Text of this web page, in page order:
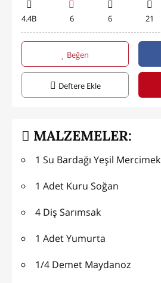
4.4B 6 6 21
Beğen
Deftere Ekle
MALZEMELER:
1 Su Bardağı Yeşil Mercimek
1 Adet Kuru Soğan
4 Diş Sarımsak
1 Adet Yumurta
1/4 Demet Maydanoz